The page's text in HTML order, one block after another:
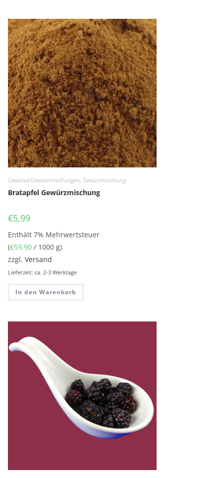
Gewürze/Gewürzmischungen, Gewürzmischung
Bratapfel Gewürzmischung
€5,99
Enthält 7% Mehrwertsteuer
(€59,90 / 1000 g)
zzgl.Versand
Lieferzeit: ca. 2-3 Werktage
In den Warenkorb